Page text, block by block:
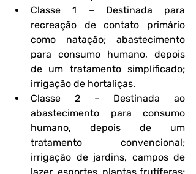
Classe 1 – Destinada para
recreação de contato primário
como natação; abastecimento
para consumo humano, depois
de um tratamento simplificado;
irrigação de hortaliças.
Classe 2 – Destinada ao
abastecimento para consumo
humano, depois de um
tratamento convencional;
irrigação de jardins, campos de
lazer, esportes, plantas frutíferas;